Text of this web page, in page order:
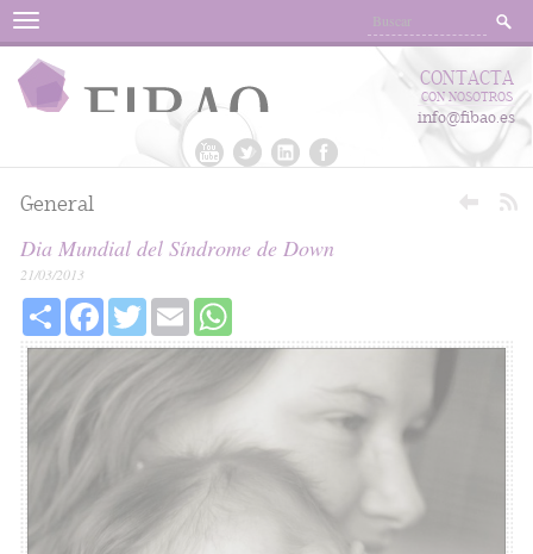
Menu
CONTACTA
CON NOSOTROS
info@fibao.es
General
Dia Mundial del Síndrome de Down
21/03/2013
Share FacebookTwitter Email